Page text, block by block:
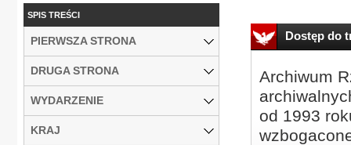
Dostęp do
Archiwum
od 1993
SPIS TREŚCI
PIERWSZA STRONA
DRUGA STRONA
WYDARZENIE
KRAJ